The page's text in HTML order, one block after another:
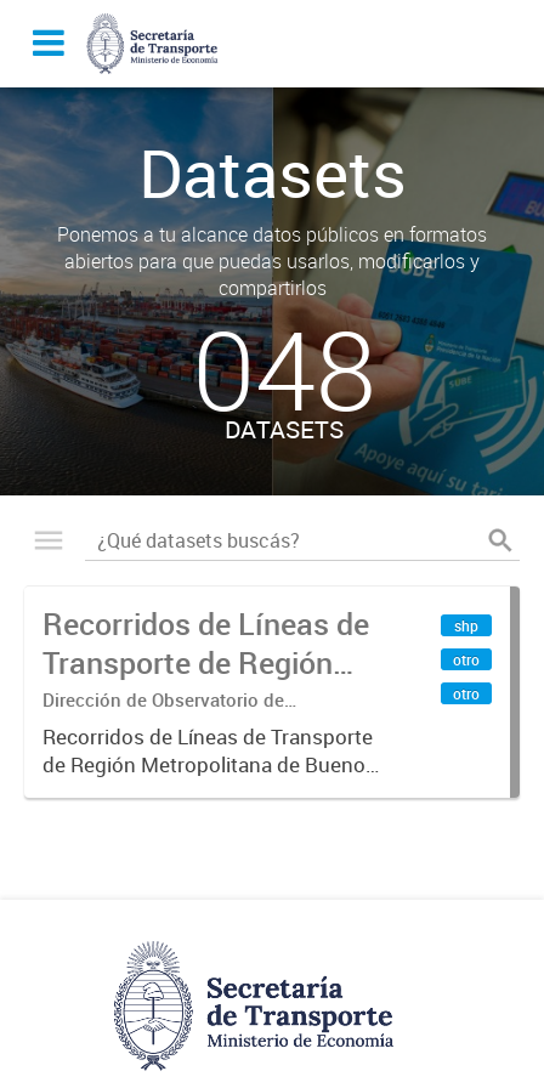
Datasets
Ponemos a tu alcance datos públicos en formatos
abiertos para que puedas usarlos, modificarlos y
compartirlos
048
DATASETS
Recorridos de Líneas de
Transporte de Región
Metropolitana de
Buenos Aires (RMBA)
Dirección de Observatorio de
Transporte, Estudio y Sistemas
Recorridos de Líneas de Transporte
de Región Metropolitana de Buenos
Aires (RMBA).-
shp
otro
otro